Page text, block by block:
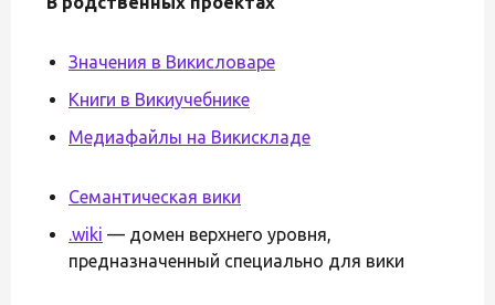
Значения в Викисловаре
Книги в Викиучебнике
Медиафайлы на Викискладе
Семантическая вики
.wiki — домен верхнего уровня,
предназначенный специально для вики